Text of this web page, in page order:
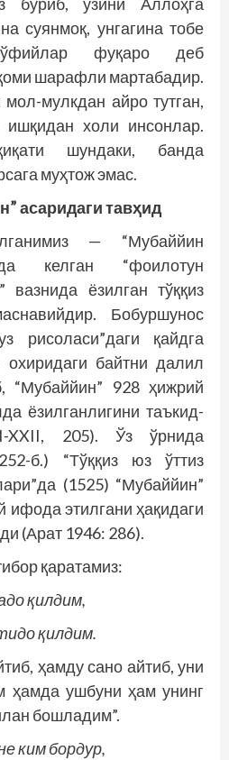
суянмоқ, унгагина тобе
фуқаро деб
шарафли мартабадир.
мулкдан айро тутган,
ишқидан холи инсонлар.
шундаки, банда
муҳтож эмас.
асаридаги тавҳид
— “Мубаййин
келган “фоилотун
ёзилган тўққиз
Бобуршунос
рисоласи”даги қайдга
байтни далил
“Мубаййин” 928 ҳижрий
ёзилганлигини таъкид­
XXII, 205). Ўз ўрнида
б.) “Тўққиз юз ўттиз
(1525) “Мубаййин”
этилгани ҳақидаги
(Арат 1946: 286).
қаратамиз:
қилдим,
қилдим.
ҳамду сано айтиб, уни
ҳамда ушбуни ҳам унинг
бошладим”.
ким бордур,